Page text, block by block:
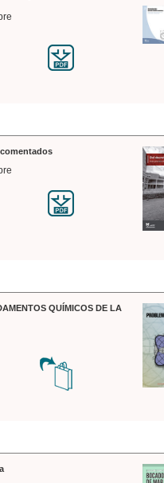
QUÍMICOS DE LA